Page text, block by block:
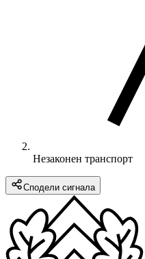
Незаконен транспорт
Сподели сигнала